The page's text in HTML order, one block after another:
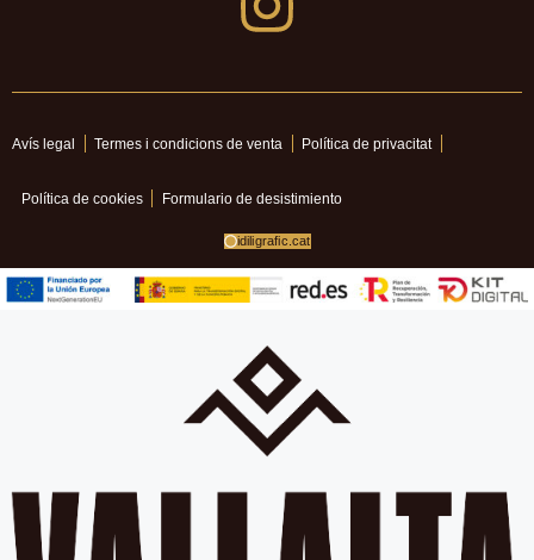
Avís legal Termes i condicions de venta Política de privacitat
Política de cookies Formulario de desistimiento
idiligrafic.cat